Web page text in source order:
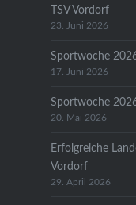
TSV Vordorf
23. Juni 2026
Sportwoche
17. Juni 2026
Sportwoche
20. Mai 2026
Erfolgreiche
Vordorf
29. April 2026